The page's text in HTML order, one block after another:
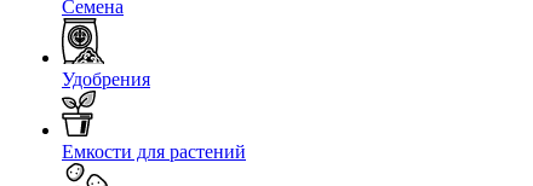
Семена
Удобрения
Емкости для растений